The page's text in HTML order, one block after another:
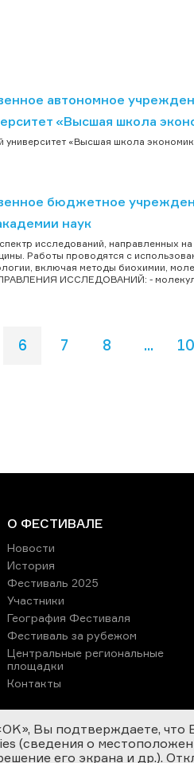
автономное
«Высшая школа
«Высшая школа
бюджетное
наук
исследований, направленных
Работы проводятся с
включая методы биохимии,
ИССЛЕДОВАНИЙ: -
6 7 8 ...
О ФЕСТИВАЛЕ
Новости
История
Фестиваль 2025
Участники
География Фестиваля
Фестиваль за рубежом
Центральные региональные
площадки
Контакты
Вы подтверждаете,
(сведения о
его экрана и др.).